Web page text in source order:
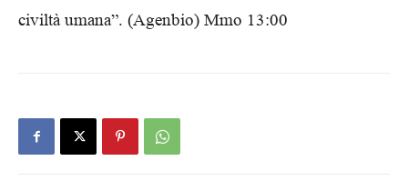
civiltà umana”. (Agenbio) Mmo 13:00